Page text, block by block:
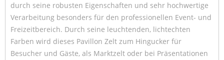
durch seine robusten Eigenschaften und sehr hochwertige
Verarbeitung besonders für den professionellen Event- und
Freizeitbereich. Durch seine leuchtenden, lichtechten
Farben wird dieses Pavillon Zelt zum Hingucker für
Besucher und Gäste, als Marktzelt oder bei Präsentationen